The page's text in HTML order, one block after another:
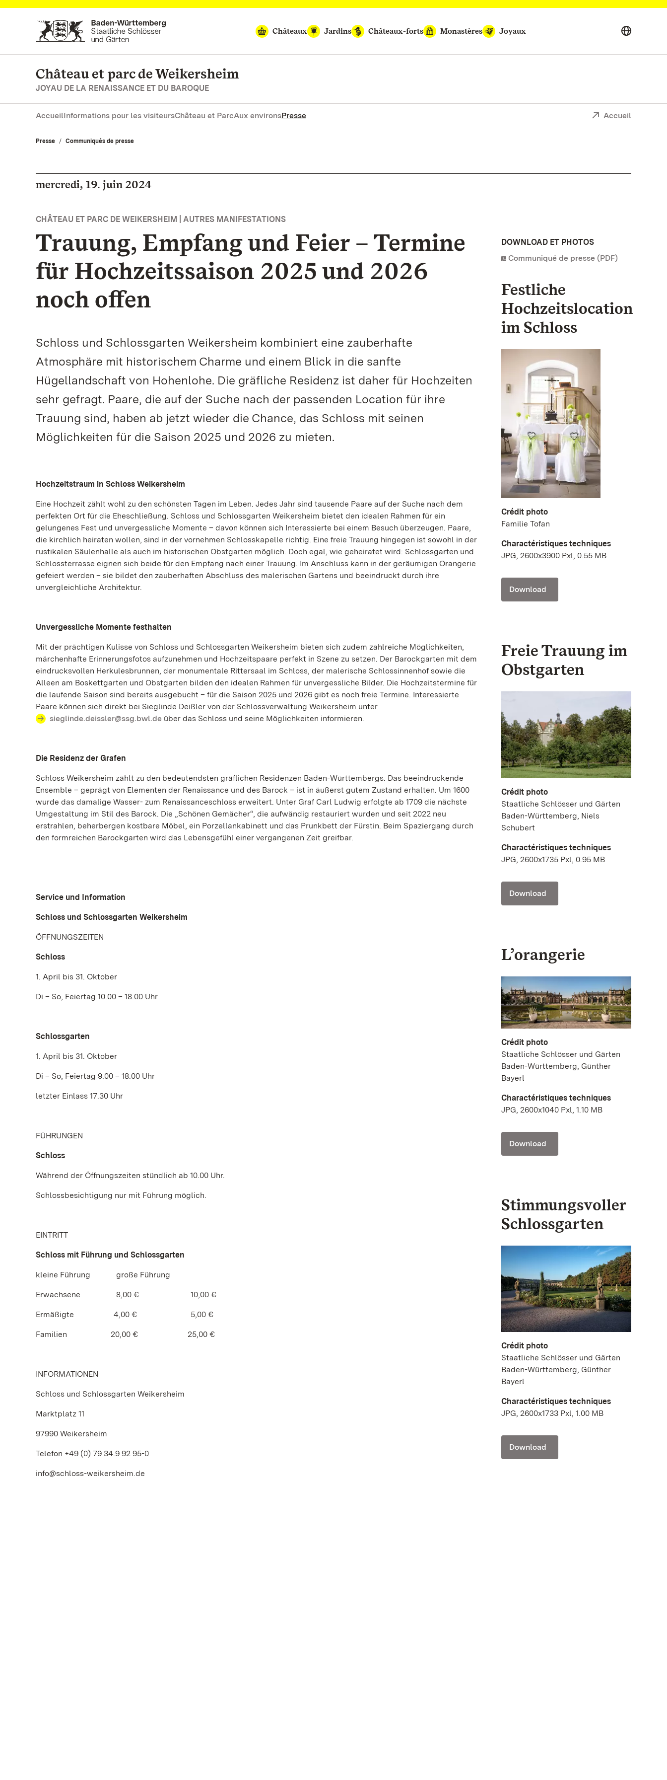
Vers la page d’accueil
Châteaux
Jardins Châteaux-forts Monastères Joyaux
Château et parc de Weikersheim
JOYAU DE LA RENAISSANCE ET DU BAROQUE
AccueilInformations pour les visiteursChâteau et ParcAux environsPresse Accueil
Presse Communiqués de presse
mercredi, 19. juin 2024
CHÂTEAU ET PARC DE WEIKERSHEIM | AUTRES MANIFESTATIONS
Trauung, Empfang und Feier – Termine
für Hochzeitssaison 2025 und 2026
noch offen
Schloss und Schlossgarten Weikersheim kombiniert eine zauberhafte
Atmosphäre mit historischem Charme und einem Blick in die sanfte
Hügellandschaft von Hohenlohe. Die gräfliche Residenz ist daher für Hochzeiten
sehr gefragt. Paare, die auf der Suche nach der passenden Location für ihre
Trauung sind, haben ab jetzt wieder die Chance, das Schloss mit seinen
Möglichkeiten für die Saison 2025 und 2026 zu mieten.
Hochzeitstraum in Schloss Weikersheim
Eine Hochzeit zählt wohl zu den schönsten Tagen im Leben. Jedes Jahr sind tausende Paare auf der Suche nach dem
perfekten Ort für die Eheschließung. Schloss und Schlossgarten Weikersheim bietet den idealen Rahmen für ein
gelungenes Fest und unvergessliche Momente – davon können sich Interessierte bei einem Besuch überzeugen. Paare,
die kirchlich heiraten wollen, sind in der vornehmen Schlosskapelle richtig. Eine freie Trauung hingegen ist sowohl in der
rustikalen Säulenhalle als auch im historischen Obstgarten möglich. Doch egal, wie geheiratet wird: Schlossgarten und
Schlossterrasse eignen sich beide für den Empfang nach einer Trauung. Im Anschluss kann in der geräumigen Orangerie
gefeiert werden – sie bildet den zauberhaften Abschluss des malerischen Gartens und beeindruckt durch ihre
unvergleichliche Architektur.
Unvergessliche Momente festhalten
Mit der prächtigen Kulisse von Schloss und Schlossgarten Weikersheim bieten sich zudem zahlreiche Möglichkeiten,
märchenhafte Erinnerungsfotos aufzunehmen und Hochzeitspaare perfekt in Szene zu setzen. Der Barockgarten mit dem
eindrucksvollen Herkulesbrunnen, der monumentale Rittersaal im Schloss, der malerische Schlossinnenhof sowie die
Alleen am Boskettgarten und Obstgarten bilden den idealen Rahmen für unvergessliche Bilder. Die Hochzeitstermine für
die laufende Saison sind bereits ausgebucht – für die Saison 2025 und 2026 gibt es noch freie Termine. Interessierte
Paare können sich direkt bei Sieglinde Deißler von der Schlossverwaltung Weikersheim unter
sieglinde.deissler@ssg.bwl.de über das Schloss und seine Möglichkeiten informieren.
Die Residenz der Grafen
Schloss Weikersheim zählt zu den bedeutendsten gräflichen Residenzen Baden-Württembergs. Das beeindruckende
Ensemble – geprägt von Elementen der Renaissance und des Barock – ist in äußerst gutem Zustand erhalten. Um 1600
wurde das damalige Wasser- zum Renaissanceschloss erweitert. Unter Graf Carl Ludwig erfolgte ab 1709 die nächste
Umgestaltung im Stil des Barock. Die „Schönen Gemächer“, die aufwändig restauriert wurden und seit 2022 neu
erstrahlen, beherbergen kostbare Möbel, ein Porzellankabinett und das Prunkbett der Fürstin. Beim Spaziergang durch
den formreichen Barockgarten wird das Lebensgefühl einer vergangenen Zeit greifbar.
Service und Information
Schloss und Schlossgarten Weikersheim
ÖFFNUNGSZEITEN
Schloss
1. April bis 31. Oktober
Di – So, Feiertag 10.00 – 18.00 Uhr
Schlossgarten
1. April bis 31. Oktober
Di – So, Feiertag 9.00 – 18.00 Uhr
letzter Einlass 17.30 Uhr
FÜHRUNGEN
Schloss
Während der Öffnungszeiten stündlich ab 10.00 Uhr.
Schlossbesichtigung nur mit Führung möglich.
EINTRITT
Schloss mit Führung und Schlossgarten
kleine Führung große Führung
Erwachsene 8,00 € 10,00 €
Ermäßigte 4,00 € 5,00 €
Familien 20,00 € 25,00 €
INFORMATIONEN
Schloss und Schlossgarten Weikersheim
Marktplatz 11
97990 Weikersheim
Telefon +49 (0) 79 34.9 92 95-0
info@schloss-weikersheim.de
DOWNLOAD ET PHOTOS
Communiqué de presse (PDF)
Festliche
Hochzeitslocation
im Schloss
Crédit photo
Familie Tofan
Charactéristiques techniques
JPG, 2600x3900 Pxl, 0.55 MB
Download
Freie Trauung im
Obstgarten
Crédit photo
Staatliche Schlösser und Gärten
Baden-Württemberg, Niels
Schubert
Charactéristiques techniques
JPG, 2600x1735 Pxl, 0.95 MB
Download
L’orangerie
Crédit photo
Staatliche Schlösser und Gärten
Baden-Württemberg, Günther
Bayerl
Charactéristiques techniques
JPG, 2600x1040 Pxl, 1.10 MB
Download
Stimmungsvoller
Schlossgarten
Crédit photo
Staatliche Schlösser und Gärten
Baden-Württemberg, Günther
Bayerl
Charactéristiques techniques
JPG, 2600x1733 Pxl, 1.00 MB
Download